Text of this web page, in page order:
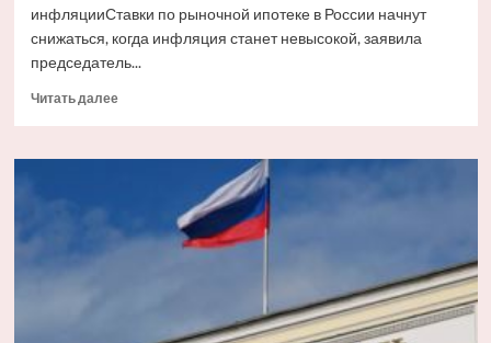
инфляцииСтавки по рыночной ипотеке в России начнут
снижаться, когда инфляция станет невысокой, заявила
председатель...
Читать далееПрочитать
Набиуллина:
доступнее
со